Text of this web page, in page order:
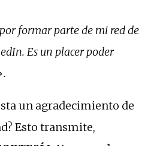
formar parte de mi red de
Es un placer poder
un agradecimiento de
Esto transmite,